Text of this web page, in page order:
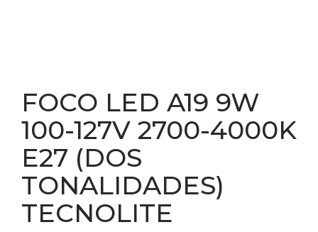
FOCO LED A19 9W
100-127V 2700-4000K
E27 (DOS
TONALIDADES)
TECNOLITE